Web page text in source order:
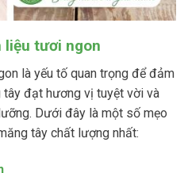
liệu tươi ngon
là yếu tố quan trọng để đảm
đạt hương vị tuyệt vời và
Dưới đây là một số mẹo
tây chất lượng nhất: